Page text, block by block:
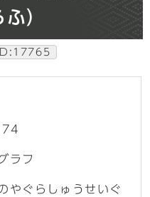
）
ID:17765
ラフ
やぐらしゅうせいぐ